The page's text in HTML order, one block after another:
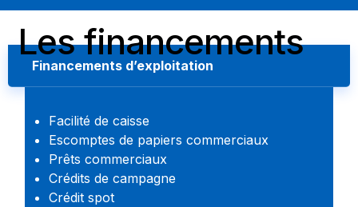
Les financements
Financements d’exploitation
Facilité de caisse
Escomptes de papiers commerciaux
Prêts commerciaux
Crédits de campagne
Crédit spot